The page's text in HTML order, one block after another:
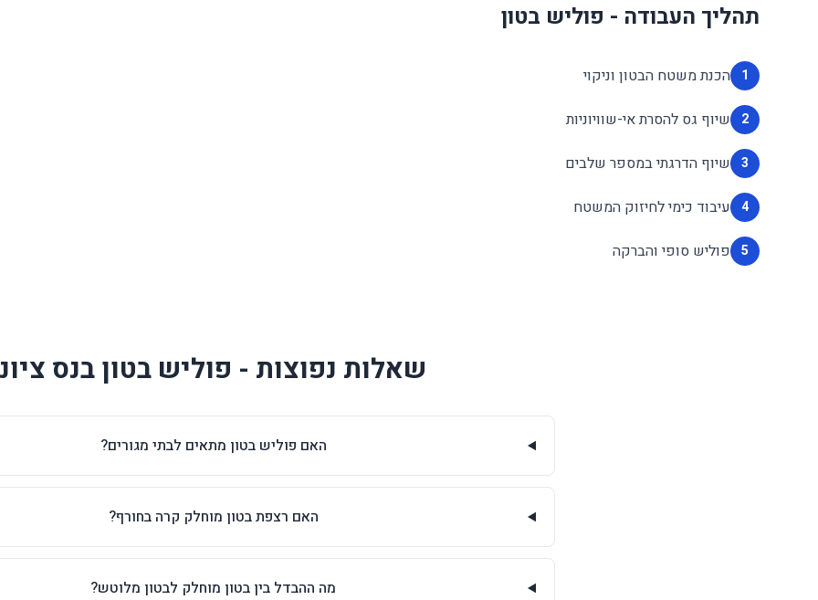
תהליך העבודה - פוליש בטון
1 הכנת משטח הבטון וניקוי
2 שיוף גס להסרת אי-שוויוניות
3 שיוף הדרגתי במספר שלבים
4 עיבוד כימי לחיזוק המשטח
5 פוליש סופי והברקה
שאלות נפוצות - פוליש בטון בנס
האם פוליש בטון מתאים לבתי מגורים?
האם רצפת בטון מוחלק קרה בחורף?
מה ההבדל בין בטון מוחלק לבטון מלוטש?